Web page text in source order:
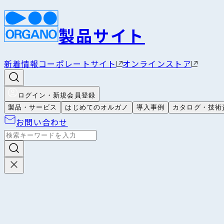
製品サイト
新着情報コーポレートサイト オンラインストア
ログイン・新規会員登録
製品・サービス
はじめてのオルガノ 導入事例 カタログ・技術
お問い合わせ